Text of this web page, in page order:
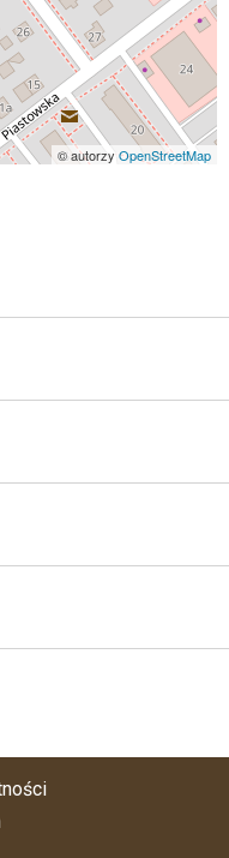
© autorzy OpenStreetMap